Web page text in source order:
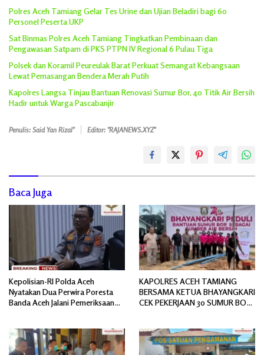
Polres Aceh Tamiang Gelar Tes Urine dan Ujian Beladiri bagi 60
Personel Peserta UKP
Sat Binmas Polres Aceh Tamiang Tingkatkan Pembinaan dan
Pengawasan Satpam di PKS PTPN IV Regional 6 Pulau Tiga
Polsek dan Koramil Peureulak Barat Perkuat Semangat Kebangsaan
Lewat Pemasangan Bendera Merah Putih
Kapolres Langsa Tinjau Bantuan Renovasi Sumur Bor, 40 Titik Air Bersih
Hadir untuk Warga Pascabanjir
Penulis: Said Yan Rizal" Editor: "RAJANEWS.XYZ"
Baca Juga
Kepolisian-RI Polda Aceh
Nyatakan Dua Perwira Poresta
Banda Aceh Jalani Pemeriksaan
KAPOLRES ACEH TAMIANG
BERSAMA KETUA BHAYANGKARI
CEK PEKERJAAN 30 SUMUR BOR